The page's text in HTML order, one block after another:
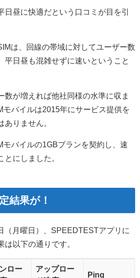
日昼に快適だという口コミが目を引
は、回線の帯域に対してユーザー数
平日昼も混雑せずに速いということ
数が増えれば他社同様の水準に収ま
モバイルは2015年にサービス提供を
ありません。
モバイルの1GBプランを契約し、速
とにしました。
結果が！
（月曜日）、SPEEDTESTアプリに
は以下の通りです。
ロー
アップロー
Ping